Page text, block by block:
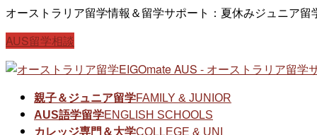
オーストラリア留学情報＆留学サポート：夏休みジュニア
AUS留学相談
親子＆ジュニア留学FAMILY & JUNIOR
AUS語学留学ENGLISH SCHOOLS
カレッジ専門＆大学COLLEGE & UNI